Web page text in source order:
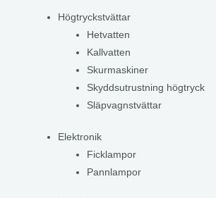
Högtryckstvättar
Hetvatten
Kallvatten
Skurmaskiner
Skyddsutrustning högtryck
Släpvagnstvättar
Elektronik
Ficklampor
Pannlampor